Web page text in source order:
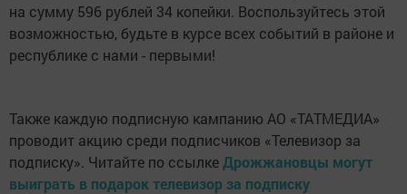
на сумму 596 рублей 34 копейки. Воспользуйтесь этой
возможностью, будьте в курсе всех событий в районе и
республике с нами - первыми!
Также каждую подписную кампанию АО «ТАТМЕДИА»
проводит акцию среди подписчиков «Телевизор за
подписку». Читайте по ссылкеДрожжановцы могут
выиграть в подарок телевизор за подписку